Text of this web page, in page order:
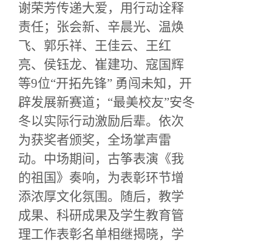
谢荣芳传递大爱，用行动诠释
责任；张会新、辛晨光、温焕
飞、郭乐祥、王佳云、王红
亮、侯钰龙、崔建功、寇国辉
等9位“开拓先锋” 勇闯未知，开
辟发展新赛道；“最美校友”安冬
冬以实际行动激励后辈。依次
为获奖者颁奖，全场掌声雷
动。 中场期间 ，古筝表演《我
的祖国》奏响，为表彰环节增
添浓厚文化氛围。随后，教学
成果、科研成果及学生教育管
理工作表彰名单相继揭晓， 学